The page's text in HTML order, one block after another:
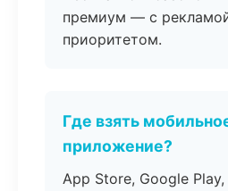
премиум — с
приоритетом.
Где взять
приложение?
App Store, Google